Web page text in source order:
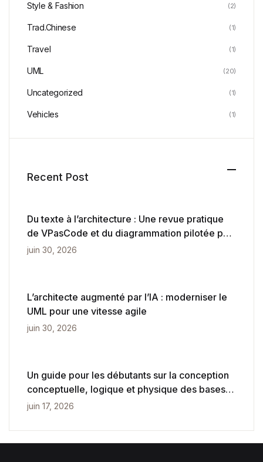
Style & Fashion (2)
Trad.Chinese (1)
Travel (1)
UML (20)
Uncategorized (1)
Vehicles (1)
Recent Post
Du texte à l’architecture : Une revue pratique
de VPasCode et du diagrammation pilotée par
l’IA
juin 30, 2026
L’architecte augmenté par l’IA : moderniser le
UML pour une vitesse agile
juin 30, 2026
Un guide pour les débutants sur la conception
conceptuelle, logique et physique des bases
de données
juin 17, 2026